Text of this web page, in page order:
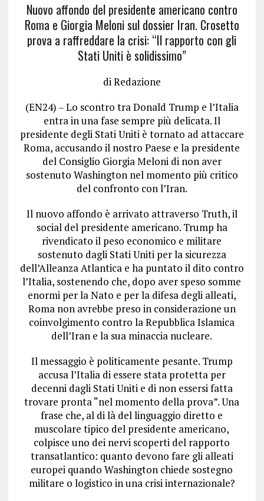
Nuovo affondo del presidente americano contro
Roma e Giorgia Meloni sul dossier Iran. Crosetto
prova a raffreddare la crisi: “Il rapporto con gli
Stati Uniti è solidissimo”
di Redazione
(EN24) – Lo scontro tra Donald Trump e l’Italia
entra in una fase sempre più delicata. Il
presidente degli Stati Uniti è tornato ad attaccare
Roma, accusando il nostro Paese e la presidente
del Consiglio Giorgia Meloni di non aver
sostenuto Washington nel momento più critico
del confronto con l’Iran.
Il nuovo affondo è arrivato attraverso Truth, il
social del presidente americano. Trump ha
rivendicato il peso economico e militare
sostenuto dagli Stati Uniti per la sicurezza
dell’Alleanza Atlantica e ha puntato il dito contro
l’Italia, sostenendo che, dopo aver speso somme
enormi per la Nato e per la difesa degli alleati,
Roma non avrebbe preso in considerazione un
coinvolgimento contro la Repubblica Islamica
dell’Iran e la sua minaccia nucleare.
Il messaggio è politicamente pesante. Trump
accusa l’Italia di essere stata protetta per
decenni dagli Stati Uniti e di non essersi fatta
trovare pronta “nel momento della prova”. Una
frase che, al di là del linguaggio diretto e
muscolare tipico del presidente americano,
colpisce uno dei nervi scoperti del rapporto
transatlantico: quanto devono fare gli alleati
europei quando Washington chiede sostegno
militare o logistico in una crisi internazionale?